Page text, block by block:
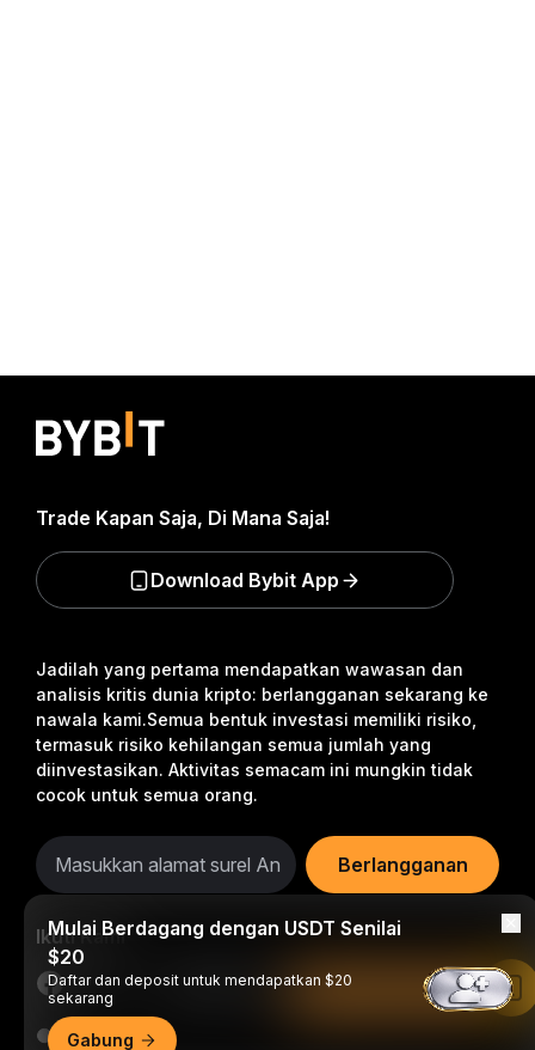
Jadilah yang pertama mendapatkan wawasan dan
analisis kritis dunia kripto: berlangganan sekarang ke
nawala kami.Semua bentuk investasi memiliki risiko,
termasuk risiko kehilangan semua jumlah yang
diinvestasikan. Aktivitas semacam ini mungkin tidak
cocok untuk semua orang.
Berlangganan
Ikuti Kami
Trade Kapan Saja, Di Mana Saja!
Download Bybit App
Mulai Berdagang dengan USDT Senilai
$20
Daftar dan deposit untuk mendapatkan $20
sekarang
Gabung
Baca di Aplikasi Bybit